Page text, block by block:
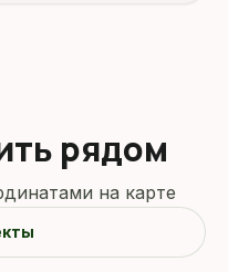
рядом
на карте